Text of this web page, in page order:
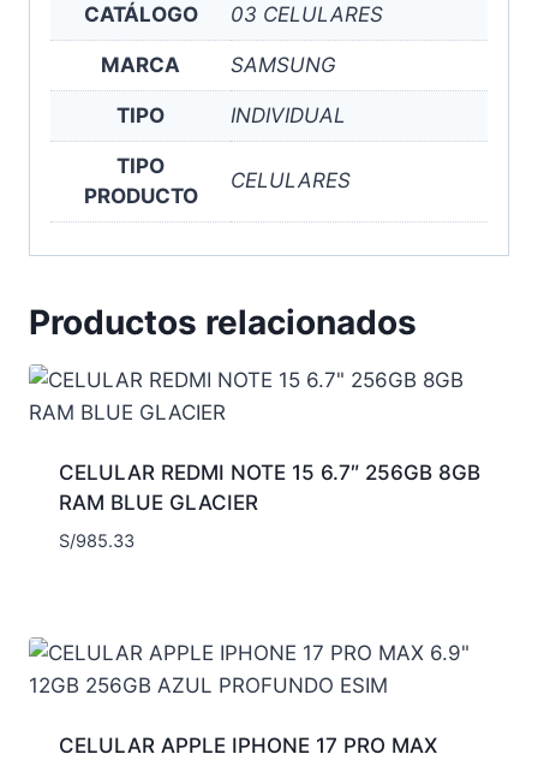
CATÁLOGO 03 CELULARES
MARCA SAMSUNG
TIPO INDIVIDUAL
TIPO
PRODUCTO
CELULARES
Productos relacionados
CELULAR REDMI NOTE 15 6.7″ 256GB 8GB
RAM BLUE GLACIER
S/985.33
CELULAR APPLE IPHONE 17 PRO MAX